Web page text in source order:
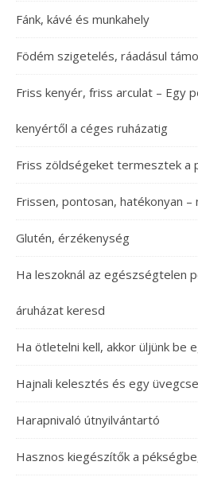
Fánk, kávé és munkahely
Födém szigetelés, ráadásul
Friss kenyér, friss arculat – Egy
kenyértől a céges ruházatig
Friss zöldségeket termesztek a
Frissen, pontosan, hatékonyan –
Glutén, érzékenység
Ha leszoknál az egészségtelen
áruházat keresd
Ha ötletelni kell, akkor üljünk be
Hajnali kelesztés és egy
Harapnivaló útnyilvántartó
Hasznos kiegészítők a